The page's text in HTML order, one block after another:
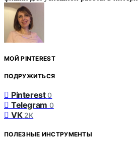
МОЙ PINTEREST
ПОДРУЖИТЬСЯ
Pinterest 0
Telegram 0
VK 2K
ПОЛЕЗНЫЕ ИНСТРУМЕНТЫ